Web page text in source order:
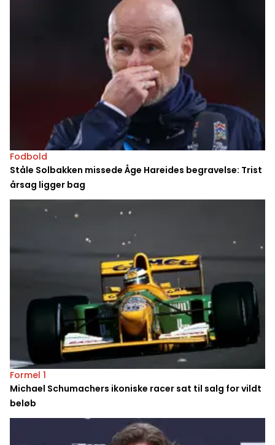
Fodbold
Ståle Solbakken missede Åge Hareides begravelse: Trist
årsag ligger bag
Formel 1
Michael Schumachers ikoniske racer sat til salg for vildt
beløb